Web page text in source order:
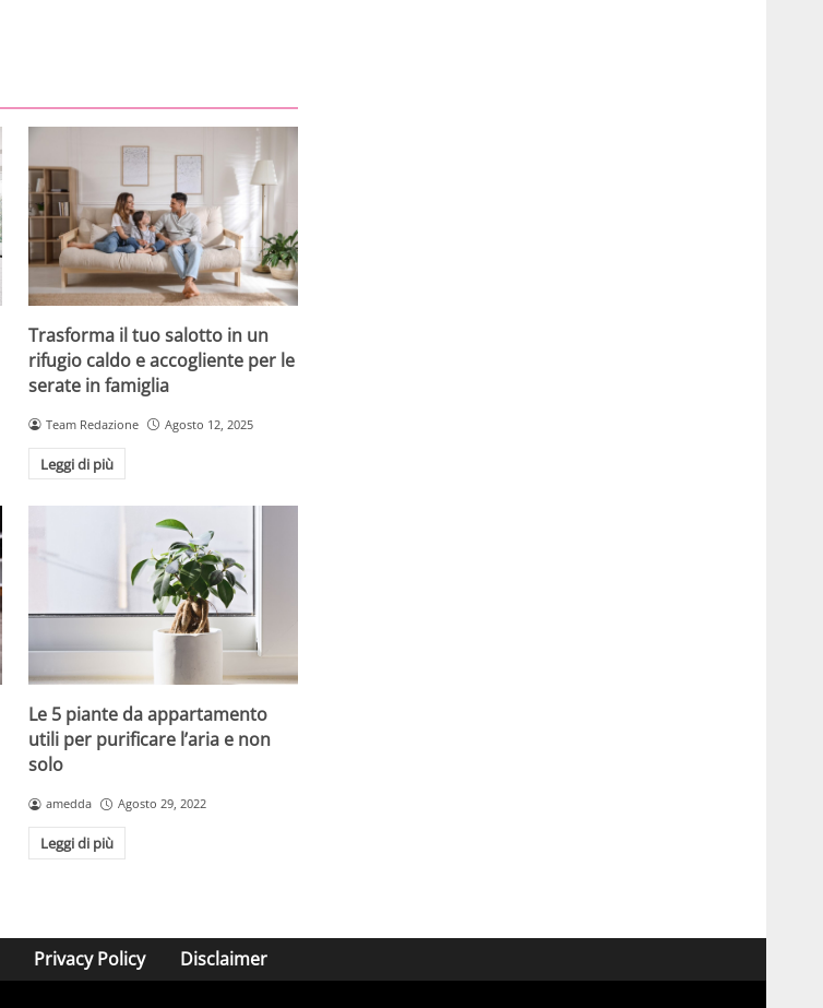
Trasforma il tuo salotto in un
rifugio caldo e accogliente per le
serate in famiglia
Team Redazione Agosto 12, 2025
Leggi di più
Le 5 piante da appartamento
utili per purificare l’aria e non
solo
amedda Agosto 29, 2022
Leggi di più
Privacy Policy Disclaimer